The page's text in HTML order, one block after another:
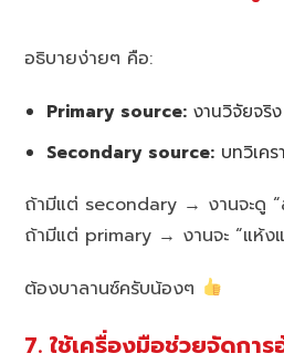
อธิบายง่ายๆ คือ:
Primary source: งานวิจัยจริ
Secondary source: บทวิเค
ถ้ามีแต่ secondary → งานจะดู
ถ้ามีแต่ primary → งานจะ “แห้ง
ต้องบาลานซ์ครับน้องๆ
7. ใช้เครื่องมือช่วยจัดกา